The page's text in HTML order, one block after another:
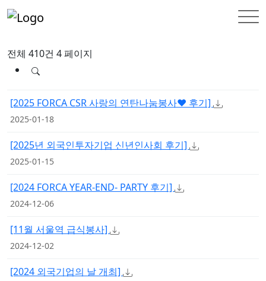
전체 410건 4 페이지
[2025 FORCA CSR 사랑의 연탄나눔봉사♥ 후기]
2025-01-18
[2025년 외국인투자기업 신년인사회 후기]
2025-01-15
[2024 FORCA YEAR-END- PARTY 후기]
2024-12-06
[11월 서울역 급식봉사]
2024-12-02
[2024 외국기업의 날 개최]